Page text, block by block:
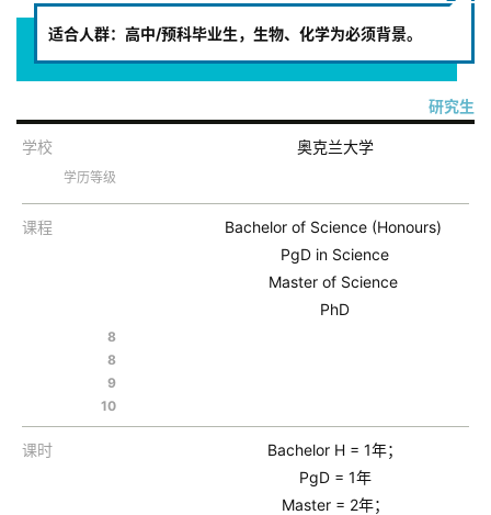
适合人群：高中/预科毕业生，生物、化学为必须背景。
研究生
学校 奥克兰大学
学历等级
课程
Bachelor of Science (Honours)
PgD in Science
Master of Science
PhD
8
8
9
10
课时
Bachelor H = 1年；
PgD = 1年
Master = 2年；